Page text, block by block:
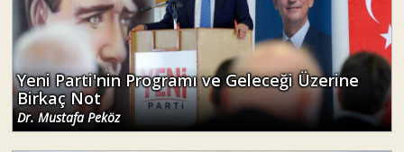
#lozan